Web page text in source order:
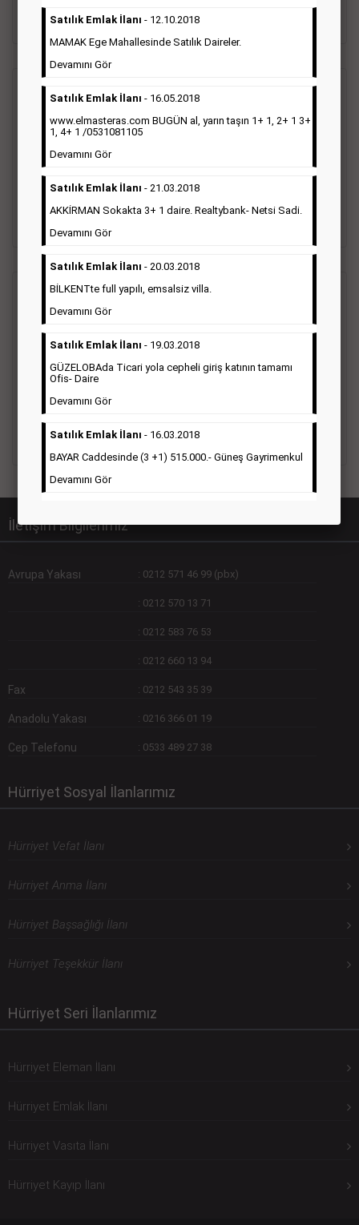
Detaylı Bilgi & İlan Örnekleri
Sosyal İlan (Vefat, Başsağlığı, Anma, Teşekkür)
Gazetelerin sosyal ilan diye adlandırdığı bu ilan türü altında
vefat ilanı anma ilan, başsağlığı ilanı, teşekkür ilanı vb. ilan
türleri toplanmaktadır. Ticari amaç gütmeyen bu ilan çeşidin
de fiyatlandırma ilanın kapladığı alan üzerinden fiyatlandırılır.
Diğer çerçeveli ilanlara göre daha ekonomiktir.
Ticari İlan (Hürriyet Gazetesi Reklam)
Hürriyet gazetesi Ticari ilan; firmaların tanıtımlarının, duyuru
gazetesine verilen ticari ilanları genellikle kurumsal firmalar
ile Finans, İnşaat, Turizm, Eğitim, Otomotiv sektörleri başta
olmak üzere bütün sektörler bu ilan türünü tercih
Detaylı Bilgi & İlan Örnekleri
İletişim Bilgilerimiz
Avrupa Yakası : 0212 571 46 99 (pbx)
: 0212 570 13 71
: 0212 583 76 53
: 0212 660 13 94
Fax : 0212 543 35 39
Anadolu Yakası : 0216 366 01 19
Cep Telefonu : 0533 489 27 38
Hürriyet Sosyal İlanlarımız
Hürriyet Vefat İlanı
Hürriyet Anma İlanı
Hürriyet Başsağlığı İlanı
Hürriyet Teşekkür İlanı
Hürriyet Seri İlanlarımız
Hürriyet Eleman İlanı
Hürriyet Emlak İlanı
Hürriyet Vasıta İlanı
Hürriyet Kayıp İlanı
Satılık Emlak İlanı - 12.10.2018
MAMAK Ege Mahallesinde Satılık Daireler.
Devamını Gör
Satılık Emlak İlanı - 16.05.2018
www.elmasteras.com BUGÜN al, yarın taşın 1+ 1, 2+ 1 3+
1, 4+ 1 /0531081105
Devamını Gör
Satılık Emlak İlanı - 21.03.2018
AKKİRMAN Sokakta 3+ 1 daire. Realtybank- Netsi Sadi.
Devamını Gör
Satılık Emlak İlanı - 20.03.2018
BİLKENTte full yapılı, emsalsiz villa.
Devamını Gör
Satılık Emlak İlanı - 19.03.2018
GÜZELOBAda Ticari yola cepheli giriş katının tamamı
Ofis- Daire
Devamını Gör
Satılık Emlak İlanı - 16.03.2018
BAYAR Caddesinde (3 +1) 515.000.- Güneş Gayrimenkul
Devamını Gör